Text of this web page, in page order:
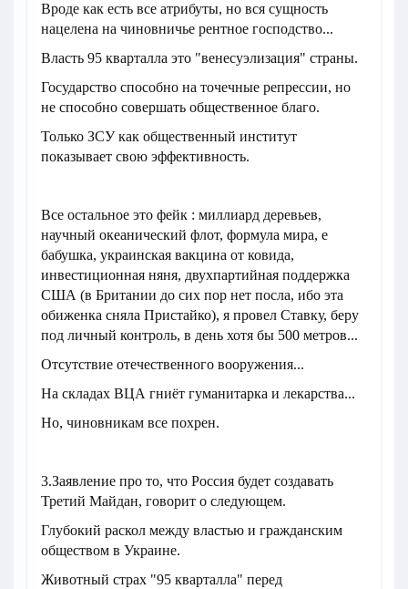
Вроде как есть все атрибуты, но вся сущность
нацелена на чиновничье рентное господство...
Власть 95 кварталла это "венесуэлизация" страны.
Государство способно на точечные репрессии, но
не способно совершать общественное благо.
Только ЗСУ как общественный институт
показывает свою эффективность.
Все остальное это фейк : миллиард деревьев,
научный океанический флот, формула мира, е
бабушка, украинская вакцина от ковида,
инвестиционная няня, двухпартийная поддержка
США (в Британии до сих пор нет посла, ибо эта
обиженка сняла Пристайко), я провел Ставку, беру
под личный контроль, в день хотя бы 500 метров...
Отсутствие отечественного вооружения...
На складах ВЦА гниёт гуманитарка и лекарства...
Но, чиновникам все похрен.
3.Заявление про то, что Россия будет создавать
Третий Майдан, говорит о следующем.
Глубокий раскол между властью и гражданским
обществом в Украине.
Животный страх "95 кварталла" перед